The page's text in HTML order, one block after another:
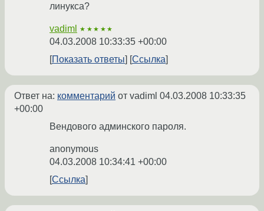
линукса?
vadiml ★★★★★
04.03.2008 10:33:35 +00:00
Показать ответы
Ссылка
Ответ на: комментарий от vadiml 04.03.2008 10:33:35
+00:00
Вендового админского пароля.
anonymous
04.03.2008 10:34:41 +00:00
Ссылка